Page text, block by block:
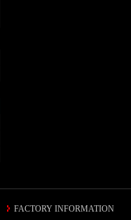
FACTORY INFORMATION